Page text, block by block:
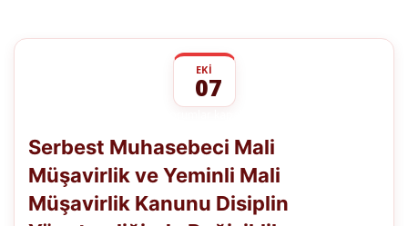
EKI
07
Mali
Müşavirlik
ve
Mali
Müşavirlik
Serbest Muhasebeci Mali
Müşavirlik ve Yeminli Mali
Müşavirlik Kanunu Disiplin